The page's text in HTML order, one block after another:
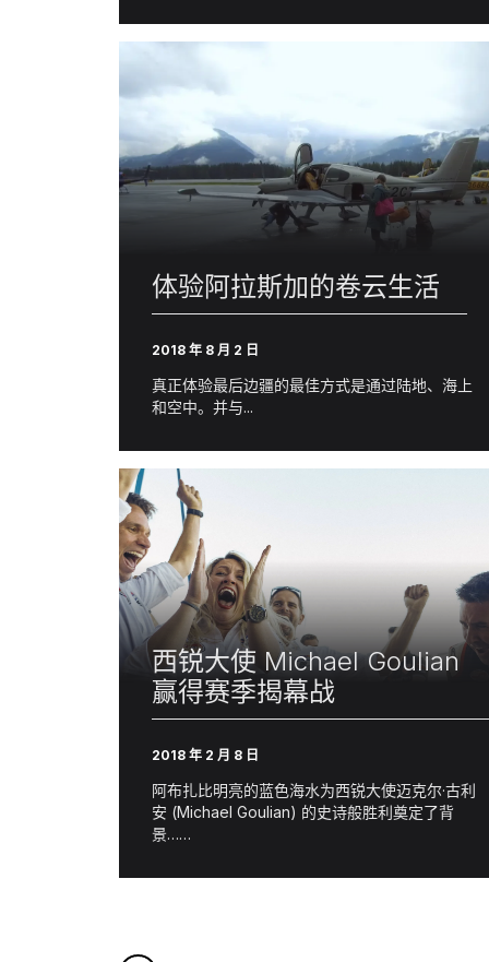
体验阿拉斯加的卷云生活
2018 年 8 月 2 日
真正体验最后边疆的最佳方式是通过陆地、海上
和空中。并与...
西锐大使 Michael Goulian
赢得赛季揭幕战
2018 年 2 月 8 日
阿布扎比明亮的蓝色海水为西锐大使迈克尔·古利
安 (Michael Goulian) 的史诗般胜利奠定了背
景……